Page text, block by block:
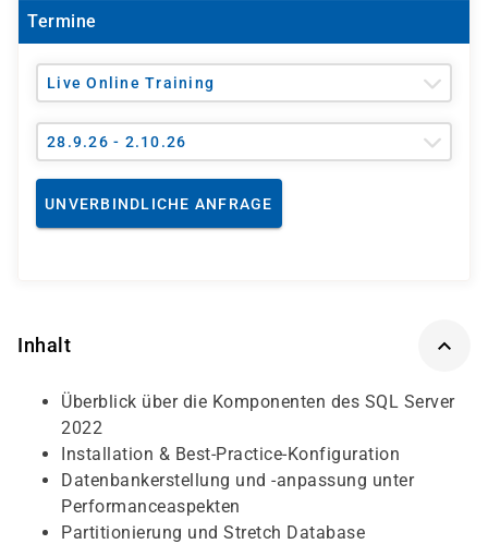
Termine
Live Online Training
28.9.26 - 2.10.26
UNVERBINDLICHE ANFRAGE
Inhalt
Überblick über die Komponenten des SQL Server
2022
Installation & Best-Practice-Konfiguration
Datenbankerstellung und -anpassung unter
Performanceaspekten
Partitionierung und Stretch Database